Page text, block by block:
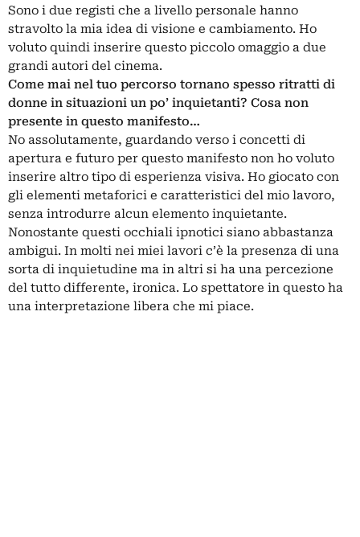
Sono i due registi che a livello personale hanno
stravolto la mia idea di visione e cambiamento. Ho
voluto quindi inserire questo piccolo omaggio a due
grandi autori del cinema.
Come mai nel tuo percorso tornano spesso ritratti di
donne in situazioni un po’ inquietanti? Cosa non
presente in questo manifesto…
No assolutamente, guardando verso i concetti di
apertura e futuro per questo manifesto non ho voluto
inserire altro tipo di esperienza visiva. Ho giocato con
gli elementi metaforici e caratteristici del mio lavoro,
senza introdurre alcun elemento inquietante.
Nonostante questi occhiali ipnotici siano abbastanza
ambigui. In molti nei miei lavori c’è la presenza di una
sorta di inquietudine ma in altri si ha una percezione
del tutto differente, ironica. Lo spettatore in questo ha
una interpretazione libera che mi piace.